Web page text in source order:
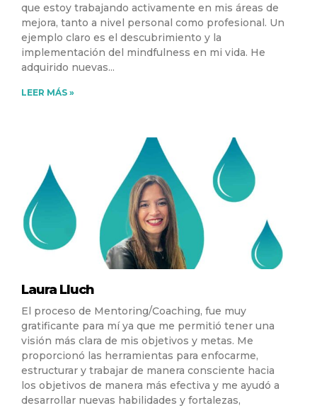
que estoy trabajando activamente en mis áreas de
mejora, tanto a nivel personal como profesional. Un
ejemplo claro es el descubrimiento y la
implementación del mindfulness en mi vida. He
adquirido nuevas
LEER MÁS »
Laura Lluch
El proceso de Mentoring/Coaching, fue muy
gratificante para mí ya que me permitió tener una
visión más clara de mis objetivos y metas. Me
proporcionó las herramientas para enfocarme,
estructurar y trabajar de manera consciente hacia
los objetivos de manera más efectiva y me ayudó a
desarrollar nuevas habilidades y fortalezas,